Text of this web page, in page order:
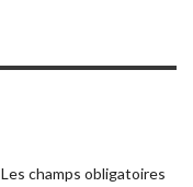
Les champs obligatoires